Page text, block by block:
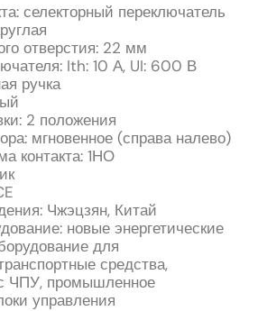
селекторный переключатель
отверстия: 22 мм
Ith: 10 А, UI: 600 В
ручка
2 положения
мгновенное (справа налево)
контакта: 1НО
Чжэцзян, Китай
новые энергетические
для
средства,
ЧПУ, промышленное
управления